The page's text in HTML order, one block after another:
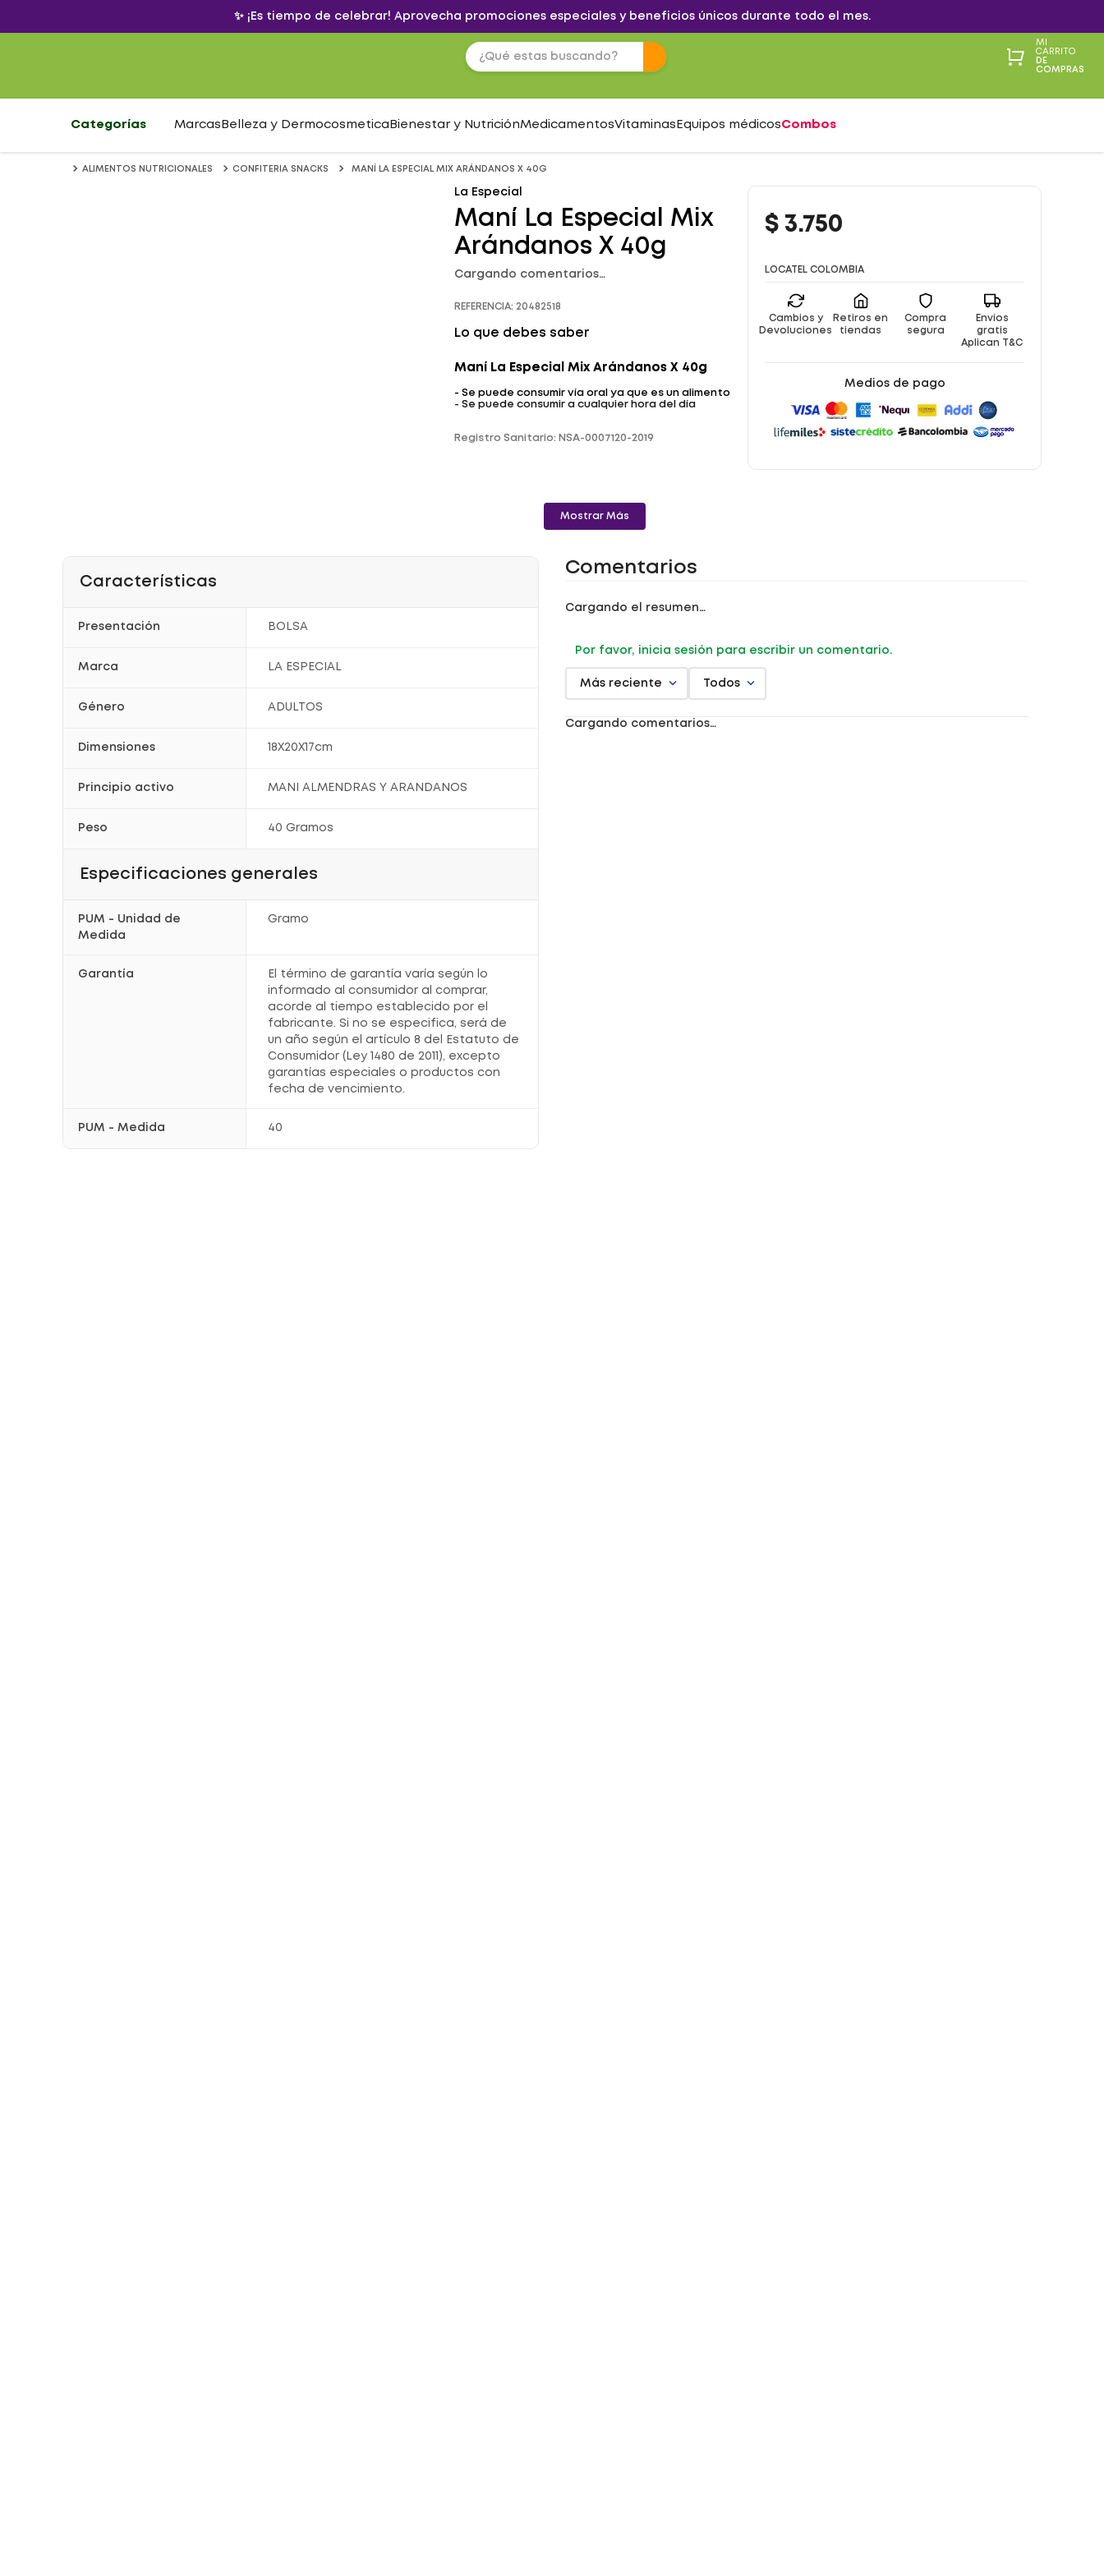
✨ ¡Es tiempo de celebrar! Aprovecha promociones especiales y beneficios únicos durante todo el mes.
MI
CARRITO
DE
COMPRAS
Categorías Marcas Belleza y Dermocosmetica Bienestar y NutriciónMedicamentosVitaminas Equipos médicosCombos
ALIMENTOS NUTRICIONALES CONFITERIA SNACKS MANÍ LA ESPECIAL MIX ARÁNDANOS X 40G
La Especial
Maní La Especial Mix
Arándanos X 40g
Cargando comentarios…
REFERENCIA: 20482518
Lo que debes saber
Maní La Especial Mix Arándanos X 40g
- Se puede consumir vía oral ya que es un alimento
- Se puede consumir a cualquier hora del día
Registro Sanitario: NSA-0007120-2019
Mostrar Más
$ 3.750
LOCATEL COLOMBIA
Cambios y
Devoluciones
Retiros en
tiendas
Compra
segura
Envíos
gratis
Aplican T&C
Medios de pago
Características
Presentación BOLSA
Marca LA ESPECIAL
Género ADULTOS
Dimensiones 18X20X17cm
Principio activo MANI ALMENDRAS Y ARANDANOS
Peso 40 Gramos
Especificaciones generales
PUM - Unidad de
Medida
Gramo
Garantía
El término de garantía varía según lo
informado al consumidor al comprar,
acorde al tiempo establecido por el
fabricante. Si no se especifica, será de
un año según el artículo 8 del Estatuto de
Consumidor (Ley 1480 de 2011), excepto
garantías especiales o productos con
fecha de vencimiento.
PUM - Medida 40
Comentarios
Cargando el resumen…
Por favor, inicia sesión para escribir un comentario.
Más reciente Todos
Cargando comentarios…